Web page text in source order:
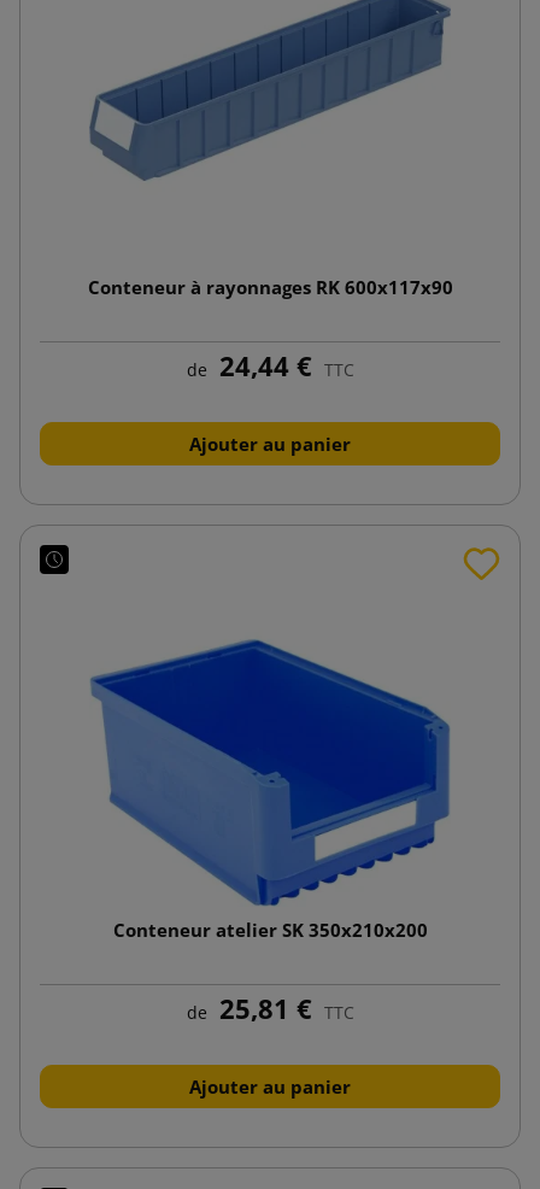
Conteneur à rayonnages RK 600x117x90
de 24,44 € TTC
Ajouter au panier
Conteneur atelier SK 350x210x200
de 25,81 € TTC
Ajouter au panier